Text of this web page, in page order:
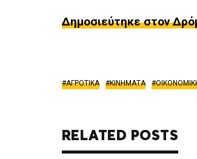
Δημοσιεύτηκε στον
ΑΓΡΟΤΙΚΑ ΚΙΝΗΜΑΤΑ
RELATED POSTS